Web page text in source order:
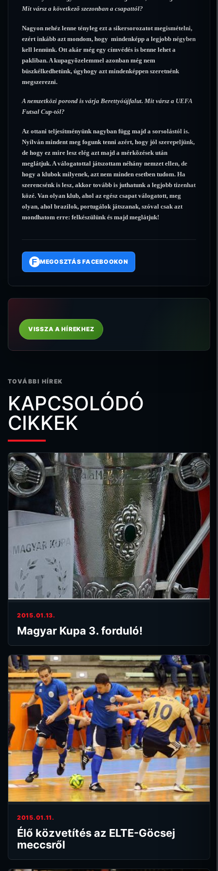
Mit vársz a következõ szezonban a csapattól?
Nagyon nehéz lenne tényleg ezt a sikersorozatot megismételni,
ezért inkább azt mondom, hogy mindenképp a legjobb négyben
kell lennünk. Ott akár még egy címvédés is benne lehet a
pakliban. A kupagyõzelemmel azonban még nem
büszkélkedhetünk, úgyhogy azt mindenképpen szeretnénk
megszerezni.
A nemzetközi porond is várja Berettyóújfalut. Mit vársz a UEFA
Futsal Cup-tól?
Az ottani teljesítményünk nagyban függ majd a sorsolástól is.
Nyílván mindent meg fogunk tenni azért, hogy jól szerepeljünk,
de hogy ez mire lesz elég azt majd a mérkõzések után
meglátjuk. A válogatottal játszottam néhány nemzet ellen, de
hogy a klubok milyenek, azt nem minden esetben tudom. Ha
szerencsénk is lesz, akkor tovább is juthatunk a legjobb tizenhat
közé. Van olyan klub, ahol az egész csapat válogatott, meg
olyan, ahol brazilok, portugálok játszanak, szóval csak azt
mondhatom erre: felkészülünk és majd meglátjuk!
F MEGOSZTÁS FACEBOOKON
VISSZA A HÍREKHEZ
TOVÁBBI HÍREK
KAPCSOLÓDÓ
CIKKEK
2015.01.13.
Magyar Kupa 3. forduló!
2015.01.11.
Élő közvetítés az ELTE-Göcsej
meccsről